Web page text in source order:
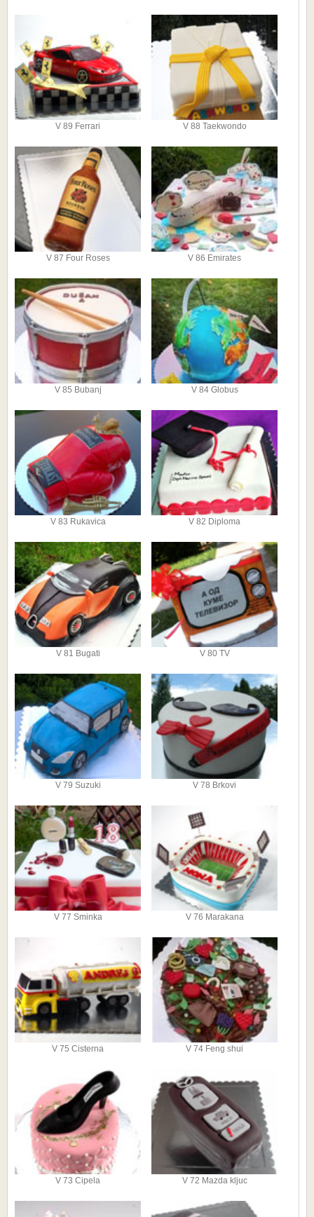
V 89 Ferrari V 88 Taekwondo
V 87 Four Roses V 86 Emirates
V 85 Bubanj V 84 Globus
V 83 Rukavica V 82 Diploma
V 81 Bugati V 80 TV
V 79 Suzuki V 78 Brkovi
V 77 Sminka V 76 Marakana
V 75 Cisterna V 74 Feng shui
V 73 Cipela V 72 Mazda kljuc